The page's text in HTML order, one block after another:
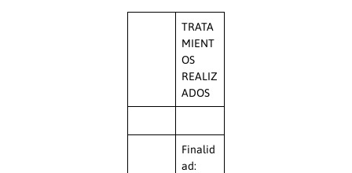
TRATA
MIENT
OS
REALIZ
ADOS
Finalid
ad: